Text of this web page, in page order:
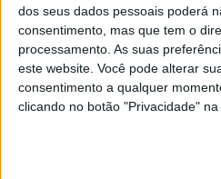
dos seus dados pessoais poderá
consentimento, mas que tem o
processamento. As suas
este website. Você pode alterar
consentimento a qualquer
clicando no botão "Privacidade"